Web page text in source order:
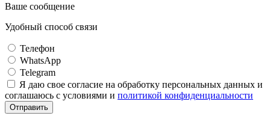
Ваше сообщение
Удобный способ связи
Телефон
WhatsApp
Telegram
Я даю свое согласие на обработку персональных данных и
соглашаюсь с условиями и политикой конфиденциальности
Отправить